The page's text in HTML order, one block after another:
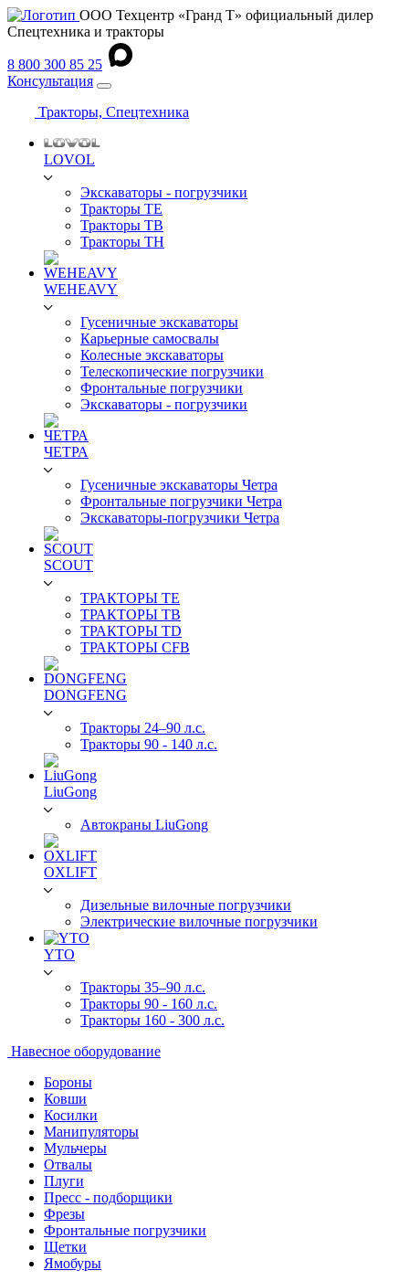
ООО Техцентр «Гранд Т» официальный дилер
Спецтехника и тракторы
8 800 300 85 25
Консультация
Тракторы, Спецтехника
LOVOL
Экскаваторы - погрузчики
Тракторы TE
Тракторы TB
Тракторы TH
WEHEAVY
Гусеничные экскаваторы
Карьерные самосвалы
Колесные экскаваторы
Телескопические погрузчики
Фронтальные погрузчики
Экскаваторы - погрузчики
ЧЕТРА
Гусеничные экскаваторы Четра
Фронтальные погрузчики Четра
Экскаваторы-погрузчики Четра
SCOUT
ТРАКТОРЫ TE
ТРАКТОРЫ TB
ТРАКТОРЫ TD
ТРАКТОРЫ CFB
DONGFENG
Тракторы 24–90 л.с.
Тракторы 90 - 140 л.с.
LiuGong
Автокраны LiuGong
OXLIFT
Дизельные вилочные погрузчики
Электрические вилочные погрузчики
YTO
Тракторы 35–90 л.с.
Тракторы 90 - 160 л.с.
Тракторы 160 - 300 л.с.
Навесное оборудование
Бороны
Ковши
Косилки
Манипуляторы
Мульчеры
Отвалы
Плуги
Пресс - подборщики
Фрезы
Фронтальные погрузчики
Щетки
Ямобуры